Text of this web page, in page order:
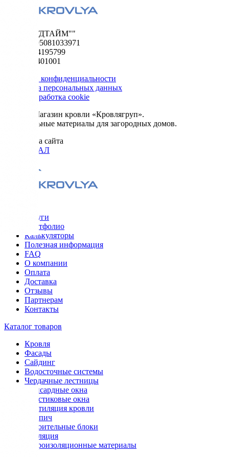
ООО "ФУДТАЙМ""
ОГРН 1195081033971
ИНН 5024195799
КПП 502401001
Политика конфиденциальности
Обработка персональных данных
Сбор и обработка cookie
© 2026. Магазин кровли «Кровлягруп».
Строительные материалы для загородных домов.
Разработка сайта
ОРИГИНАЛ
Услуги
Портфолио
Калькуляторы
Полезная информация
FAQ
О компании
Оплата
Доставка
Отзывы
Партнерам
Контакты
Каталог товаров
Кровля
Фасады
Сайдинг
Водосточные системы
Чердачные лестницы
Мансардные окна
Пластиковые окна
Вентиляция кровли
Кирпич
Строительные блоки
Изоляция
Гидроизоляционные материалы